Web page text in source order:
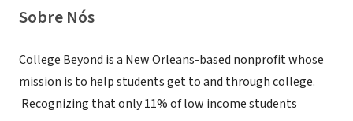
Sobre Nós
College Beyond is a New Orleans-based nonprofit whose
mission is to help students get to and through college.
Recognizing that only 11% of low income students